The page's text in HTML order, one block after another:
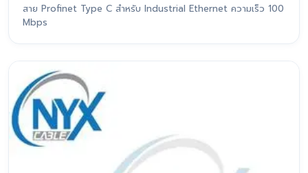
สาย Profinet Type C สำหรับ Industrial Ethernet ความเร็ว 100
Mbps